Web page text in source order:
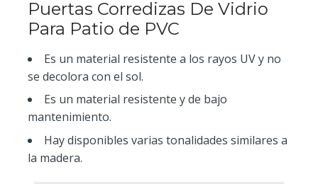
Puertas Corredizas De Vidrio
Para Patio de PVC
Es un material resistente a los rayos UV y no
se decolora con el sol.
Es un material resistente y de bajo
mantenimiento.
Hay disponibles varias tonalidades similares a
la madera.